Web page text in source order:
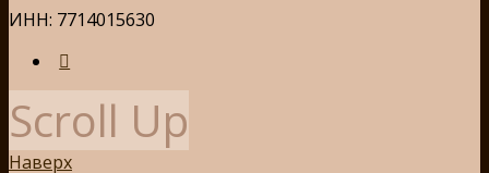
ИНН: 7714015630
Scroll Up
Наверх